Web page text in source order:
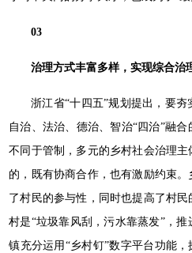
03
治理方式丰富多样，实现综合治
浙江省“十四五”规划提出，要
自治、法治、德治、智治“四治”融
不同于管制，多元的乡村社会治理
的，既有协商合作，也有激励约束
了村民的参与性，同时也提高了村
村是“垃圾靠风刮，污水靠蒸发”，
镇充分运用“乡村钉”数字平台功能